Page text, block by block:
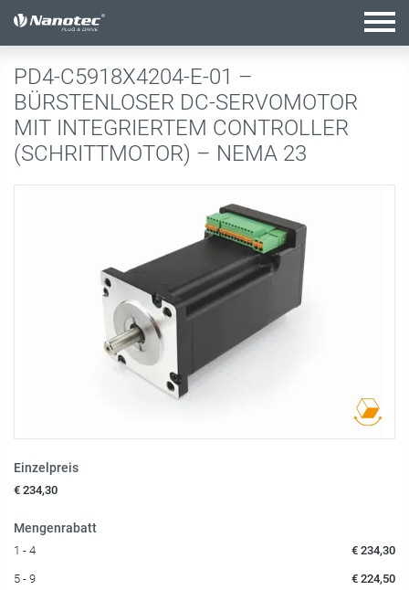
Aktive Kombination
PD4-C5918X4204-E-01 –
BÜRSTENLOSER DC-SERVOMOTOR
MIT INTEGRIERTEM CONTROLLER
(SCHRITTMOTOR) – NEMA 23
Einzelpreis
€ 234,30
Mengenrabatt
1 - 4 € 234,30
5 - 9 € 224,50